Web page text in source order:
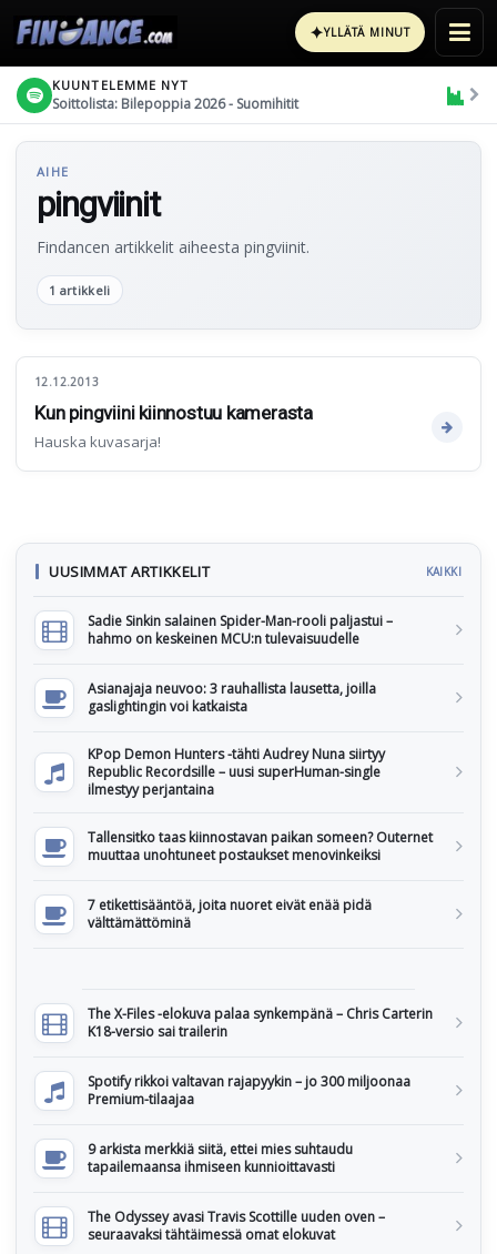
✦YLLÄTÄ MINUT
KUUNTELEMME NYT
Soittolista: Bilepoppia 2026 - Suomihitit
AIHE
pingviinit
Findancen artikkelit aiheesta pingviinit.
1 artikkeli
12.12.2013
Kun pingviini kiinnostuu kamerasta
Hauska kuvasarja!
UUSIMMAT ARTIKKELIT KAIKKI
Sadie Sinkin salainen Spider-Man-rooli paljastui –
hahmo on keskeinen MCU:n tulevaisuudelle
Asianajaja neuvoo: 3 rauhallista lausetta, joilla
gaslightingin voi katkaista
KPop Demon Hunters -tähti Audrey Nuna siirtyy
Republic Recordsille – uusi superHuman-single
ilmestyy perjantaina
Tallensitko taas kiinnostavan paikan someen? Outernet
muuttaa unohtuneet postaukset menovinkeiksi
7 etikettisääntöä, joita nuoret eivät enää pidä
välttämättöminä
The X-Files -elokuva palaa synkempänä – Chris Carterin
K18-versio sai trailerin
Spotify rikkoi valtavan rajapyykin – jo 300 miljoonaa
Premium-tilaajaa
9 arkista merkkiä siitä, ettei mies suhtaudu
tapailemaansa ihmiseen kunnioittavasti
The Odyssey avasi Travis Scottille uuden oven –
seuraavaksi tähtäimessä omat elokuvat